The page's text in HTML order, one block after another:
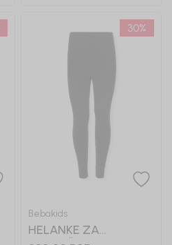
30%
Bebakids
HELANKE ZA